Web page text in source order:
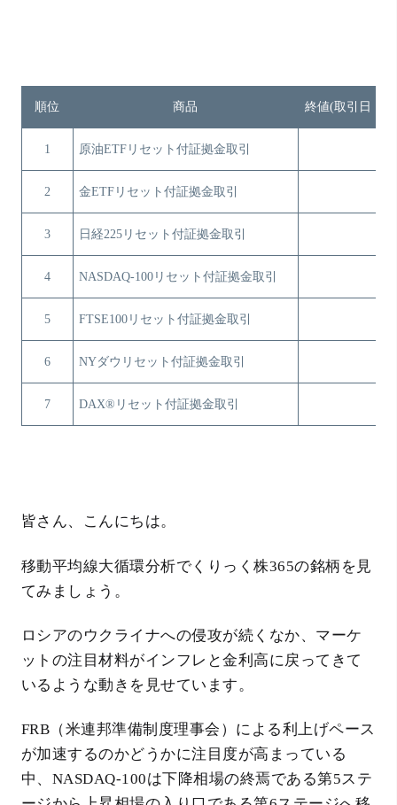
順位 商品 終値(取引日：3
1 原油ETFリセット付証拠金取引
2 金ETFリセット付証拠金取引
3 日経225リセット付証拠金取引
4 NASDAQ-100リセット付証拠金取引
5 FTSE100リセット付証拠金取引
6 NYダウリセット付証拠金取引
7 DAX®リセット付証拠金取引
皆さん、こんにちは。
移動平均線大循環分析でくりっく株365の銘柄を見
てみましょう。
ロシアのウクライナへの侵攻が続くなか、マーケ
ットの注目材料がインフレと金利高に戻ってきて
いるような動きを見せています。
FRB（米連邦準備制度理事会）による利上げペース
が加速するのかどうかに注目度が高まっている
中、NASDAQ-100は下降相場の終焉である第5ステ